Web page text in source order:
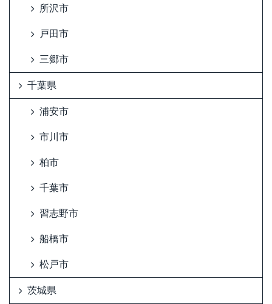
所沢市
戸田市
三郷市
千葉県
浦安市
市川市
柏市
千葉市
習志野市
船橋市
松戸市
茨城県